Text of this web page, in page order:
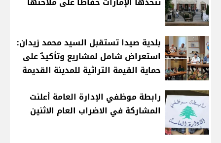
بلدية صيدا تستقبل السيد محمد زيدان:
استعراض شامل لمشاريع وتأكيدٌ على
حماية القيمة التراثية للمدينة القديمة
رابطة موظفي الإدارة العامة أعلنت
المشاركة في الاضراب العام الاثنين